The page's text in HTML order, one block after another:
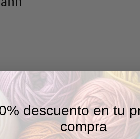
descuento en tu
compra